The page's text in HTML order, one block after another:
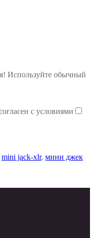
Используйте обычный
с условиями
mini jack-xlr, мини джек